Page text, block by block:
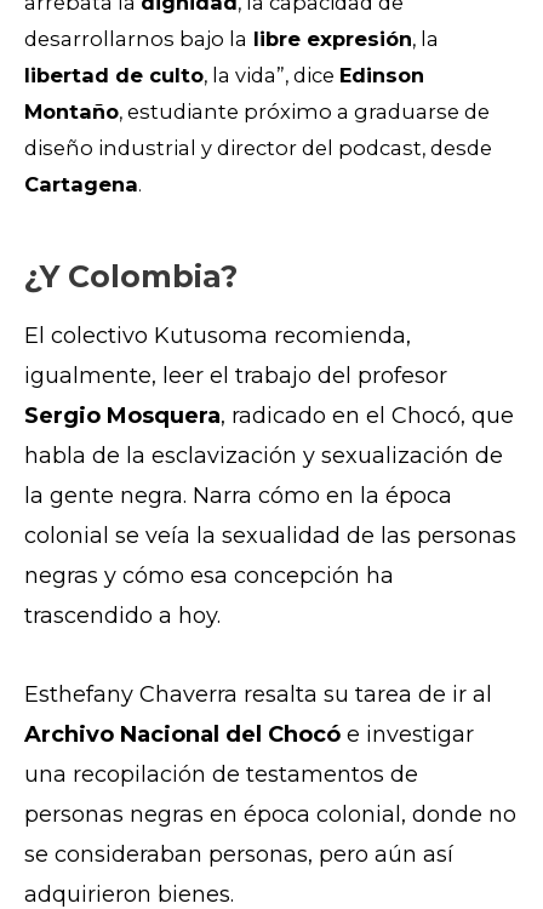
desarrollarnos bajo la libre expresión, la
libertad de culto, la vida”, dice Edinson
Montaño, estudiante próximo a graduarse de
diseño industrial y director del podcast, desde
Cartagena.
¿Y Colombia?
El colectivo Kutusoma recomienda,
igualmente, leer el trabajo del profesor
Sergio Mosquera, radicado en el Chocó, que
habla de la esclavización y sexualización de
la gente negra. Narra cómo en la época
colonial se veía la sexualidad de las personas
negras y cómo esa concepción ha
trascendido a hoy.
Esthefany Chaverra resalta su tarea de ir al
Archivo Nacional del Chocó e investigar
una recopilación de testamentos de
personas negras en época colonial, donde no
se consideraban personas, pero aún así
adquirieron bienes.